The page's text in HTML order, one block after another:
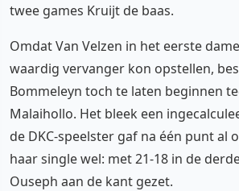
twee games Kruijt de baas.
Omdat Van Velzen in het eerste
waardig vervanger kon opstellen,
Bommeleyn toch te laten beginnen
Malaihollo. Het bleek een
de DKC-speelster gaf na één punt al
haar single wel: met 21-18 in de
Ouseph aan de kant gezet.